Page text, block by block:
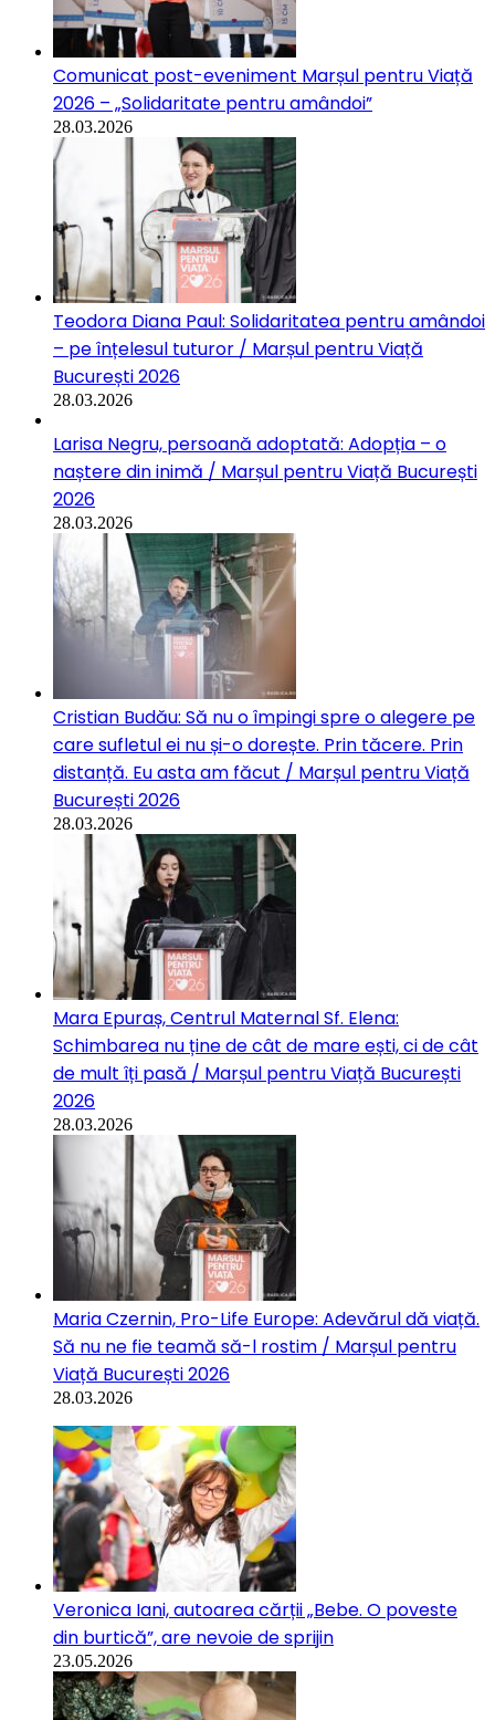
Comunicat post-eveniment Marșul pentru Viață
2026 – „Solidaritate pentru amândoi”
28.03.2026
Teodora Diana Paul: Solidaritatea pentru amândoi
– pe înțelesul tuturor / Marșul pentru Viață
București 2026
28.03.2026
Larisa Negru, persoană adoptată: Adopția – o
naștere din inimă / Marșul pentru Viață București
2026
28.03.2026
Cristian Budău: Să nu o împingi spre o alegere pe
care sufletul ei nu și-o dorește. Prin tăcere. Prin
distanță. Eu asta am făcut / Marșul pentru Viață
București 2026
28.03.2026
Mara Epuraș, Centrul Maternal Sf. Elena:
Schimbarea nu ține de cât de mare ești, ci de cât
de mult îți pasă / Marșul pentru Viață București
2026
28.03.2026
Maria Czernin, Pro-Life Europe: Adevărul dă viață.
Să nu ne fie teamă să-l rostim / Marșul pentru
Viață București 2026
28.03.2026
Veronica Iani, autoarea cărții „Bebe. O poveste
din burtică”, are nevoie de sprijin
23.05.2026